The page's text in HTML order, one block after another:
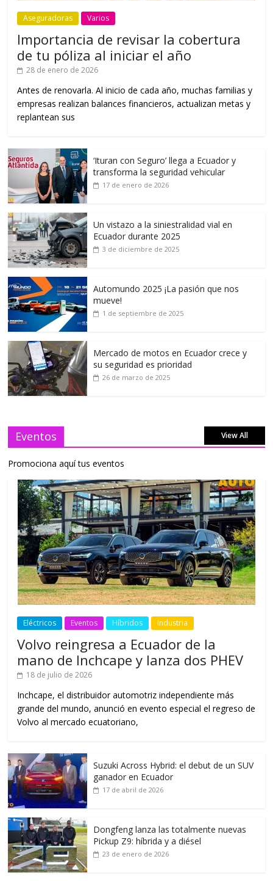
Aseguradoras Varios
Importancia de revisar la cobertura
de tu póliza al iniciar el año
28 de enero de 2026
Antes de renovarla. Al inicio de cada año, muchas familias y
empresas realizan balances financieros, actualizan metas y
replantean sus
‘Ituran con Seguro’ llega a Ecuador y
transforma la seguridad vehicular
17 de enero de 2026
Un vistazo a la siniestralidad vial en
Ecuador durante 2025
3 de diciembre de 2025
Automundo 2025 ¡La pasión que nos
mueve!
1 de septiembre de 2025
Mercado de motos en Ecuador crece y
su seguridad es prioridad
26 de marzo de 2025
Eventos View All
Promociona aquí tus eventos
Eléctricos Eventos Híbridos Industria
Volvo reingresa a Ecuador de la
mano de Inchcape y lanza dos PHEV
18 de julio de 2026
Inchcape, el distribuidor automotriz independiente más
grande del mundo, anunció en evento especial el regreso de
Volvo al mercado ecuatoriano,
Suzuki Across Hybrid: el debut de un SUV
ganador en Ecuador
17 de abril de 2026
Dongfeng lanza las totalmente nuevas
Pickup Z9: híbrida y a diésel
23 de enero de 2026